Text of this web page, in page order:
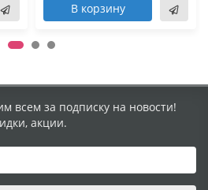
В корзину
всем за подписку на новости!
акции.